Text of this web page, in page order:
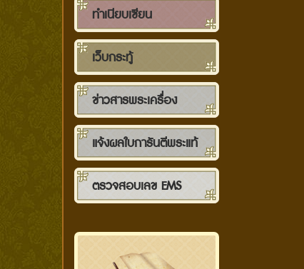
ทำเนียบเซียน
เว็บกระทู้
ข่าวสารพระเครื่อง
แจ้งผลใบการันตีพระแท้
ตรวจสอบเลข EMS